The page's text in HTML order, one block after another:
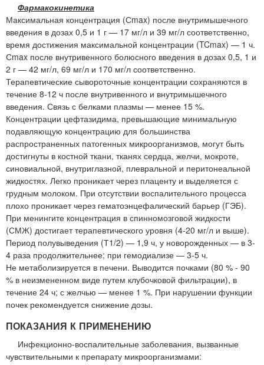
Фармакокинетика
Максимальная концентрация (Сmax) после внутримышечного
введения в дозах 0,5 и 1 г — 17 мг/л и 39 мг/л соответственно,
время достижения максимальной концентрации (TCmax) — 1 ч.
Сmax после внутривенного болюсного введения в дозах 0,5, 1 и
2 г — 42 мг/л, 69 мг/л и 170 мг/л соответственно.
Терапевтические сывороточные концентрации сохраняются в
течение 8-12 ч после внутривенного и внутримышечного
введения. Связь с белками плазмы — менее 15 %.
Концентрации цефтазидима, превышающие минимальную
подавляющую концентрацию для большинства
распространенных патогенных микроорганизмов, могут быть
достигнуты в костной ткани, тканях сердца, желчи, мокроте,
синовиальной, внутриглазной, плевральной и перитонеальной
жидкостях. Легко проникает через плаценту и выделяется с
грудным молоком. При отсутствии воспалительного процесса
плохо проникает через гематоэнцефалический барьер (ГЭБ).
При менингите концентрация в спинномозговой жидкости
(СМЖ) достигает терапевтического уровня (4-20 мг/л и выше).
Период полувыведения (Т1/2) — 1,9 ч, у новорожденных — в 3-
4 раза продолжительнее; при гемодиализе — 3-5 ч.
Не метаболизируется в печени. Выводится почками (80 % - 90
% в неизмененном виде путем клубочковой фильтрации), в
течение 24 ч; с желчью — менее 1 %. При нарушении функции
почек рекомендуется снижение дозы.
ПОКАЗАНИЯ К ПРИМЕНЕНИЮ
Инфекционно-воспалительные заболевания, вызванные
чувствительными к препарату микроорганизмами: